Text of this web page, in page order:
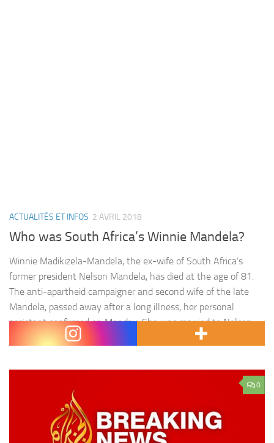
ACTUALITÉS ET INFOS 2 AVRIL 2018
Who was South Africa’s Winnie Mandela?
Winnie Madikizela-Mandela, the ex-wife of South Africa’s
former president Nelson Mandela, has died at the age of 81.
The anti-apartheid campaigner and second wife of the late
Mandela, passed away after a long illness, her personal
assistant confirmed on Monday. She was married to Nelson
Mandela, the Nobel Peace Prize winner and icon of South…
0